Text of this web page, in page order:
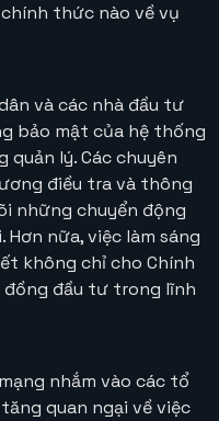
thức nào về vụ
và các nhà đầu tư
bảo mật của hệ thống
lý. Các chuyên
điều tra và thông
những chuyển động
nữa, việc làm sáng
không chỉ cho Chính
đồng đầu tư trong lĩnh
nhắm vào các tổ
quan ngại về việc